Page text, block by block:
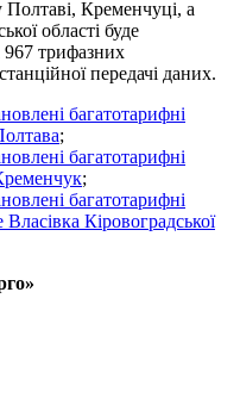
Полтаві, Кременчуці, а
області буде
967 трифазних
передачі даних.
багатотарифні
;
багатотарифні
;
багатотарифні
Кіровоградської